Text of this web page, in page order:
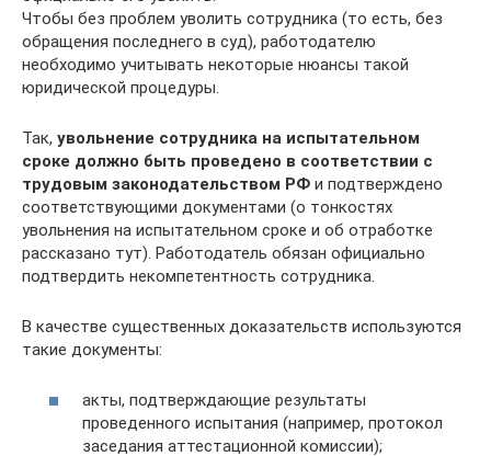
Чтобы без проблем уволить сотрудника (то есть, без
обращения последнего в суд), работодателю
необходимо учитывать некоторые нюансы такой
юридической процедуры.
Так, увольнение сотрудника на испытательном
сроке должно быть проведено в соответствии с
трудовым законодательством РФ и подтверждено
соответствующими документами (о тонкостях
увольнения на испытательном сроке и об отработке
рассказано тут). Работодатель обязан официально
подтвердить некомпетентность сотрудника.
В качестве существенных доказательств используются
такие документы:
акты, подтверждающие результаты
проведенного испытания (например, протокол
заседания аттестационной комиссии);